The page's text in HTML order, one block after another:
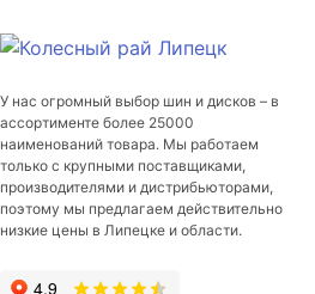
III
95
H
У нас огромный выбор шин и дисков – в
ассортименте более 25000
наименований товара. Мы работаем
только с крупными поставщиками,
производителями и дистрибьюторами,
поэтому мы предлагаем действительно
низкие цены в Липецке и области.